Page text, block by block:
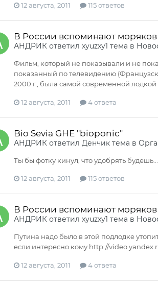
12 августа, 2011 115 ответов
В России вспоминают моряков
АНДРИКответил xyuzxy1 тема в
Фильм, который не показывали и не
показанный по телевидению
2000 г., была самой современной лодкой
12 августа, 2011 4 ответа
Bio Sevia GHE "bioponic"
АНДРИК ответил Денчиктема в
Ты бы фотку кинул, что удобрять
12 августа, 2011 115 ответов
В России вспоминают моряков
АНДРИКответил xyuzxy1 тема в
Путина надо было в этой подлодке
если интересно кому http://
12 августа, 2011 4 ответа